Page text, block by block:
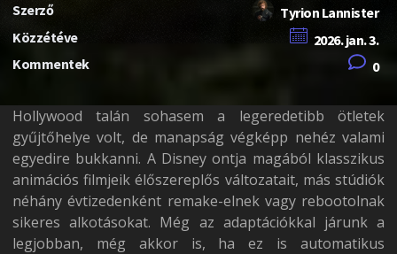
Szerző
Tyrion Lannister
Közzétéve
2026. jan. 3.
Kommentek
0
Hollywood talán sohasem a legeredetibb ötletek
gyűjtőhelye volt, de manapság végképp nehéz valami
egyedire bukkanni. A Disney ontja magából klasszikus
animációs filmjeik élőszereplős változatait, más stúdiók
néhány évtizedenként remake-elnek vagy rebootolnak
sikeres alkotásokat. Még az adaptációkkal járunk a
legjobban, még akkor is, ha ez is automatikus